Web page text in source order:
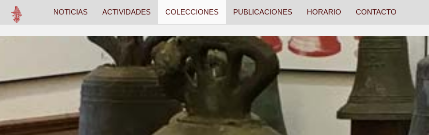
NOTICIAS ACTIVIDADES COLECCIONES PUBLICACIONES HORARIO CONTACTO